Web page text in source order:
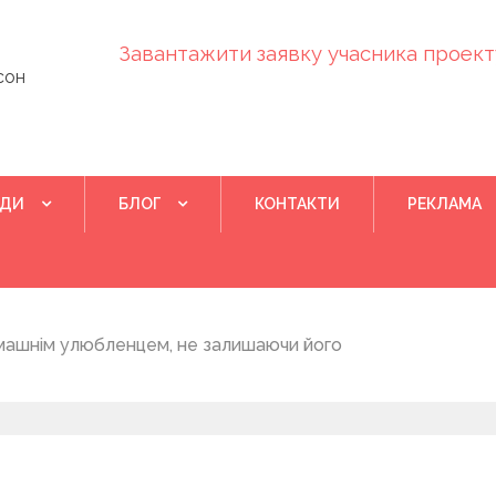
Завантажити заявку учасника
БЛОГ КОНТАКТИ РЕКЛАМА
улюбленцем, не залишаючи його